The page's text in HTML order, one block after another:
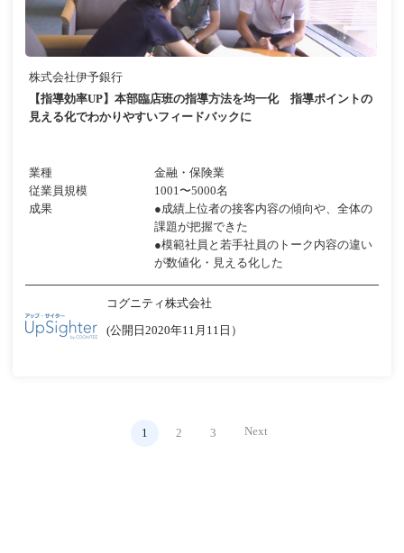
株式会社伊予銀行
【指導効率UP】本部臨店班の指導方法を均一化 指導ポイントの
見える化でわかりやすいフィードバックに
業種
金融・保険業
従業員規模
1001〜5000名
成果
●成績上位者の接客内容の傾向や、全体の
課題が把握できた
●模範社員と若手社員のトーク内容の違い
が数値化・見える化した
コグニティ株式会社
(公開日2020年11月11日）
1 2 3 Next